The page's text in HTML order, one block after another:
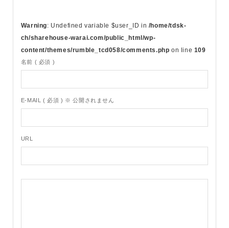
Warning : Undefined variable $user_ID in /home/tdsk-
ch/sharehouse-warai.com/public_html/wp-
content/themes/rumble_tcd058/comments.php on line 109
名前 ( 必須 )
E-MAIL ( 必須 ) ※ 公開されません
URL